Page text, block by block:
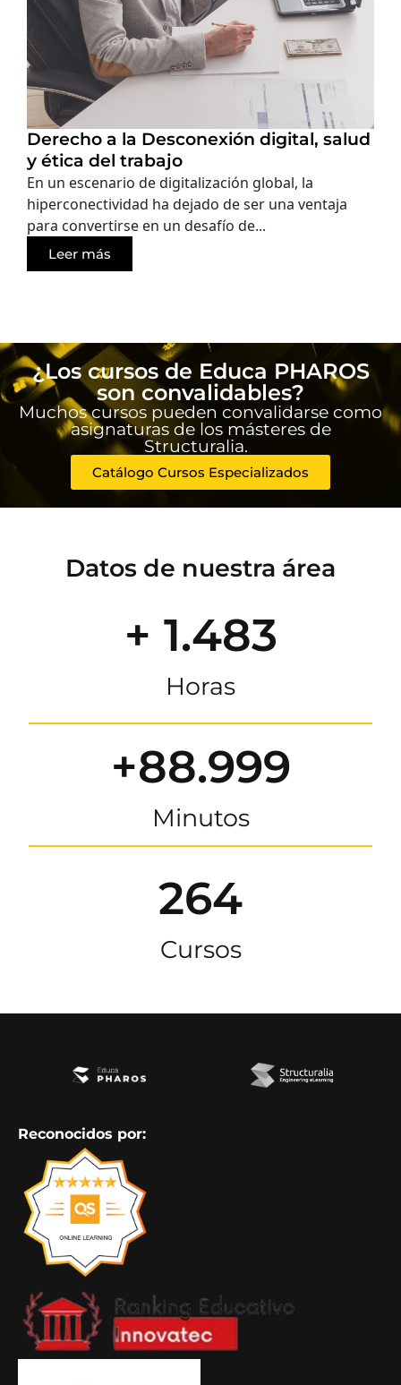
Derecho a la Desconexión digital, salud
y ética del trabajo
En un escenario de digitalización global, la
hiperconectividad ha dejado de ser una ventaja
para convertirse en un desafío de...
Leer más
¿Los cursos de Educa PHAROS
son convalidables?
Muchos cursos pueden convalidarse como
asignaturas de los másteres de
Structuralia.
Catálogo Cursos Especializados
Datos de nuestra área
+ 1.483
Horas
+88.999
Minutos
264
Cursos
Reconocidos por: